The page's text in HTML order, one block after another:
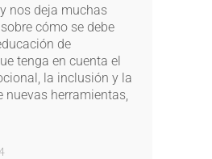
nos deja muchas
cómo se debe
de
tenga en cuenta el
la inclusión y la
nuevas herramientas,